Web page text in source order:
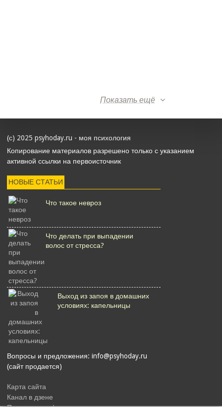
Показать ещё
(с) 2025 psyhoday.ru - моя психология
Копирование материалов разрешено только с указанием
активной ссылки на первоисточник
НОВЫЕ СТАТЬИ
Что такое невроз
Что делать при выпадении
волос от стресса?
Выход из запоя в домашних
условиях: капельницы
Вопросы и предложения: info@psyhoday.ru
(сайт продается)
Карта сайта
Канал в дзене